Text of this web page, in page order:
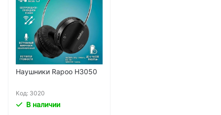
Наушники Rapoo H3050
Код: 3020
В наличии